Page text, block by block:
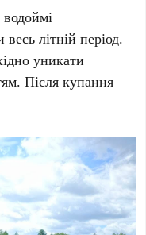
літній період.
уникати
Після купання